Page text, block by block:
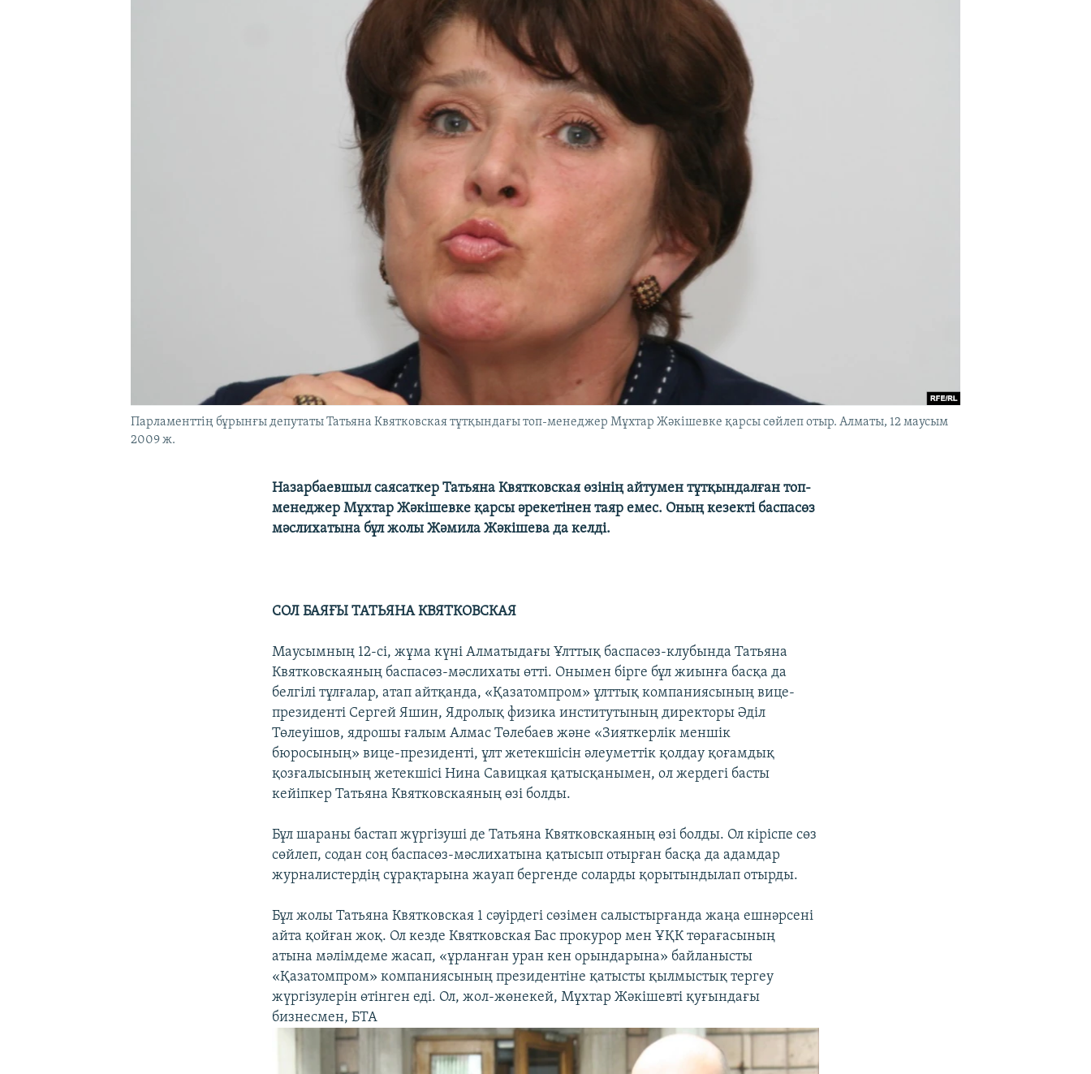
Парламенттің бұрынғы депутаты Татьяна Квятковская тұтқындағы топ-менеджер Мұхтар Жәкішевке қарсы сөйлеп отыр. Алматы, 12 маусым
2009 ж.
Назарбаевшыл саясаткер Татьяна Квятковская өзінің айтумен тұтқындалған топ-
менеджер Мұхтар Жәкішевке қарсы әрекетінен таяр емес. Оның кезекті баспасөз
мәслихатына бұл жолы Жәмила Жәкішева да келді.
СОЛ БАЯҒЫ ТАТЬЯНА КВЯТКОВСКАЯ
Маусымның 12-сі, жұма күні Алматыдағы Ұлттық баспасөз-клубында Татьяна
Квятковскаяның баспасөз-мәслихаты өтті. Онымен бірге бұл жиынға басқа да
белгілі тұлғалар, атап айтқанда, «Қазатомпром» ұлттық компаниясының вице-
президенті Сергей Яшин, Ядролық физика институтының директоры Әділ
Төлеуішов, ядрошы ғалым Алмас Төлебаев және «Зияткерлік меншік
бюросының» вице-президенті, ұлт жетекшісін әлеуметтік қолдау қоғамдық
қозғалысының жетекшісі Нина Савицкая қатысқанымен, ол жердегі басты
кейіпкер Татьяна Квятковскаяның өзі болды.
Бұл шараны бастап жүргізуші де Татьяна Квятковскаяның өзі болды. Ол кіріспе сөз
сөйлеп, содан соң баспасөз-мәслихатына қатысып отырған басқа да адамдар
журналистердің сұрақтарына жауап бергенде соларды қорытындылап отырды.
Бұл жолы Татьяна Квятковская 1 сәуірдегі сөзімен салыстырғанда жаңа ешнәрсені
айта қойған жоқ. Ол кезде Квятковская Бас прокурор мен ҰҚК төрағасының
атына мәлімдеме жасап, «ұрланған уран кен орындарына» байланысты
«Қазатомпром» компаниясының президентіне қатысты қылмыстық тергеу
жүргізулерін өтінген еді. Ол, жол-жөнекей, Мұхтар Жәкішевті қуғындағы
бизнесмен, БТА